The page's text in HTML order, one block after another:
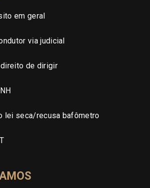
em geral
via judicial
de dirigir
lei seca/recusa bafômetro